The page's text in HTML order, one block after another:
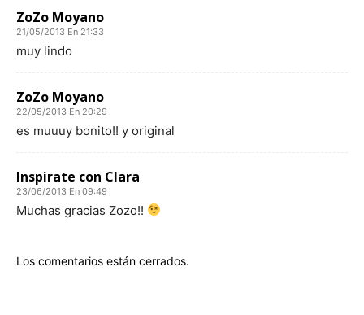
ZoZo Moyano
21/05/2013 En 21:33
muy lindo
ZoZo Moyano
22/05/2013 En 20:29
es muuuy bonito!! y original
Inspirate con Clara
23/06/2013 En 09:49
Muchas gracias Zozo!!
Los comentarios están cerrados.